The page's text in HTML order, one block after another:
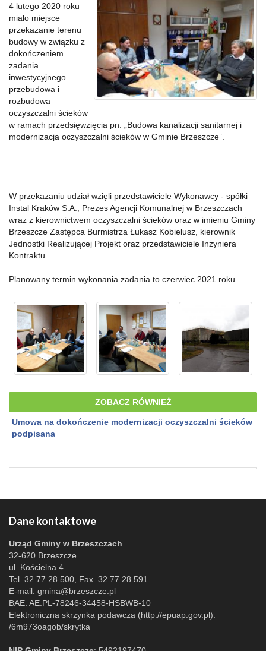
4 lutego 2020 roku
miało miejsce
przekazanie terenu
budowy w związku z
dokończeniem
zadania
inwestycyjnego
przebudowa i
rozbudowa
oczyszczalni ścieków
w ramach przedsięwzięcia pn: „Budowa kanalizacji sanitarnej i
modernizacja oczyszczalni ścieków w Gminie Brzeszcze”.
W przekazaniu udział wzięli przedstawiciele Wykonawcy - spółki
Instal Kraków S.A., Prezes Agencji Komunalnej w Brzeszczach
wraz z kierownictwem oczyszczalni ścieków oraz w imieniu Gminy
Brzeszcze Zastępca Burmistrza Łukasz Kobielusz, kierownik
Jednostki Realizującej Projekt oraz przedstawiciele Inżyniera
Kontraktu.
Planowany termin wykonania zadania to czerwiec 2021 roku.
ZOBACZ RÓWNIEŻ
Umowa na dokończenie modernizacji oczyszczalni ścieków
podpisana
Dane kontaktowe
Urząd Gminy w Brzeszczach
32-620 Brzeszcze
ul. Kościelna 4
Tel. 32 77 28 500, Fax. 32 77 28 591
E-mail: gmina@brzeszcze.pl
BAE: AE:PL-78246-34458-HSBWB-10
Elektroniczna skrzynka podawcza (http://epuap.gov.pl):
/6m973oagob/skrytka